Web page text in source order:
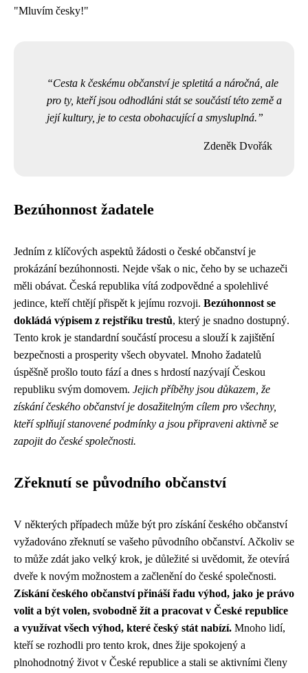
"Mluvím česky!"
Cesta k českému občanství je spletitá a náročná, ale
pro ty, kteří jsou odhodláni stát se součástí této země a
její kultury, je to cesta obohacující a smysluplná.
Zdeněk Dvořák
Bezúhonnost žadatele
Jedním z klíčových aspektů žádosti o české občanství je
prokázání bezúhonnosti. Nejde však o nic, čeho by se uchazeči
měli obávat. Česká republika vítá zodpovědné a spolehlivé
jedince, kteří chtějí přispět k jejímu rozvoji. Bezúhonnost se
dokládá výpisem z rejstříku trestů, který je snadno dostupný.
Tento krok je standardní součástí procesu a slouží k zajištění
bezpečnosti a prosperity všech obyvatel. Mnoho žadatelů
úspěšně prošlo touto fází a dnes s hrdostí nazývají Českou
republiku svým domovem. Jejich příběhy jsou důkazem, že
získání českého občanství je dosažitelným cílem pro všechny,
kteří splňují stanovené podmínky a jsou připraveni aktivně se
zapojit do české společnosti.
Zřeknutí se původního občanství
V některých případech může být pro získání českého občanství
vyžadováno zřeknutí se vašeho původního občanství. Ačkoliv se
to může zdát jako velký krok, je důležité si uvědomit, že otevírá
dveře k novým možnostem a začlenění do české společnosti.
Získání českého občanství přináší řadu výhod, jako je právo
volit a být volen, svobodně žít a pracovat v České republice
a využívat všech výhod, které český stát nabízí. Mnoho lidí,
kteří se rozhodli pro tento krok, dnes žije spokojený a
plnohodnotný život v České republice a stali se aktivními členy